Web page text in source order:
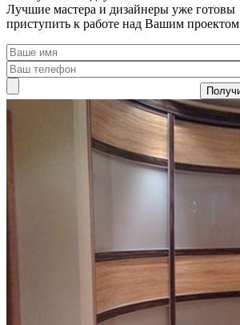
Лучшие мастера и дизайнеры уже готовы
приступить к работе над Вашим проектом